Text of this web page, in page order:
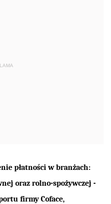
płatności w branżach:
oraz rolno-spożywczej -
firmy Coface,